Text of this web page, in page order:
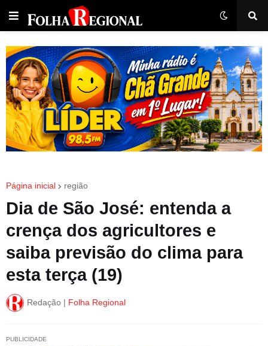
Página inicial região
Dia de São José: entenda a
crença dos agricultores e
saiba previsão do clima para
esta terça (19)
Redação | Folha Regional
PUBLICIDADE